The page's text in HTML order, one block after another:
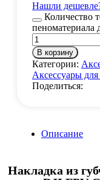
Нашли
Количество
пеноматериала
В корзину
Категории:
Аксессуары
Поделиться:
Описание
Накладка из